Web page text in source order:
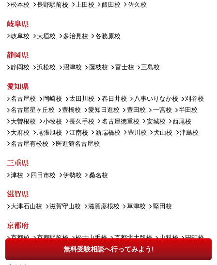
無料受験相談へ行ってみよう!
松本校 長野駅前校 上田校 飯田校 佐久校
岐阜県
岐阜校 大垣校 多治見校 各務原校
静岡県
静岡校 浜松校 沼津校 藤枝校 富士校 三島校
愛知県
名古屋校 岡崎校 太田川校 春日井校 八事いりなか校
刈谷校
名古屋星ヶ丘校
豊橋校 愛知日進校 豊田校 一宮校
半田校
大曽根校
小牧校 長久手校 名古屋徳重校 安城校
西尾校
大府校
尾張旭校 江南校 新瑞橋校 豊川校 犬山校
津島校
名古屋有松校
医進館名古屋校
三重県
津校 四日市校 伊勢校 桑名校
滋賀県
大津石山校 滋賀守山校 滋賀彦根校 草津校 堅田校
京都府
京都校 京都駅前校 松井山手校 京都北大路校 山科校
円町校
出町柳校 宇治校 亀岡校 桂校 福知山校